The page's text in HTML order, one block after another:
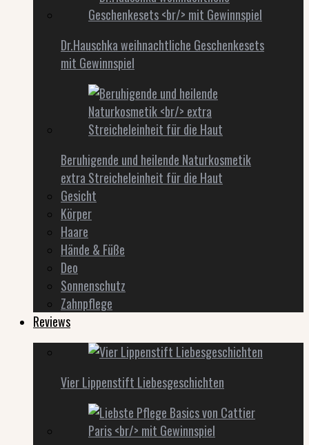
Dr.Hauschka weihnachtliche Geschenkesets
mit Gewinnspiel
Beruhigende und heilende Naturkosmetik
extra Streicheleinheit für die Haut
Gesicht
Körper
Haare
Hände & Füße
Deo
Sonnenschutz
Zahnpflege
Reviews
Vier Lippenstift Liebesgeschichten